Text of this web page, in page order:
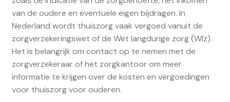
van de oudere en eventuele eigen bijdragen. In
Nederland wordt thuiszorg vaak vergoed vanuit de
zorgverzekeringswet of de Wet langdurige zorg (Wlz).
Het is belangrijk om contact op te nemen met de
zorgverzekeraar of het zorgkantoor om meer
informatie te krijgen over de kosten en vergoedingen
voor thuiszorg voor ouderen.